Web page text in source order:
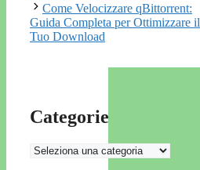
Come Velocizzare qBittorrent:
Guida Completa per Ottimizzare il
Tuo Download
Categorie
Categorie